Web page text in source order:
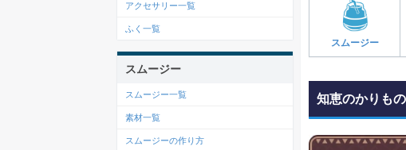
スムージー
知恵のかりも
アクセサリー一覧
ふく一覧
スムージー
スムージー一覧
素材一覧
スムージーの作り方